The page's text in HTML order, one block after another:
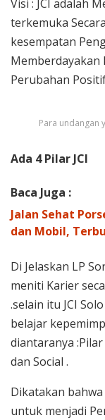
Visi : JCI adalah
terkemuka
kesempatan
Memberdayakan
Perubahan
Para undangan
Ada 4 Pilar JCI
Baca Juga :
Jalan Sehat
dan Mobil,
Di Jelaskan LP
meniti Karier
.selain itu JCI
belajar
diantaranya
dan Social .
Dikatakan
untuk menjadi